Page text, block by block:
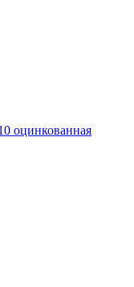
оцинкованная